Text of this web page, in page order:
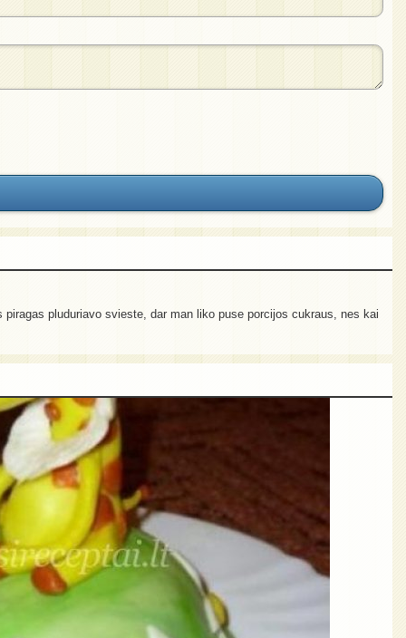
pluduriavo svieste, dar man liko puse porcijos cukraus, nes kai